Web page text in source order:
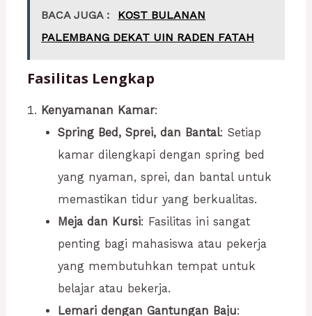
BACA JUGA :
KOST BULANAN
PALEMBANG DEKAT UIN RADEN FATAH
Fasilitas Lengkap
Kenyamanan Kamar:
Spring Bed, Sprei, dan Bantal: Setiap
kamar dilengkapi dengan spring bed
yang nyaman, sprei, dan bantal untuk
memastikan tidur yang berkualitas.
Meja dan Kursi: Fasilitas ini sangat
penting bagi mahasiswa atau pekerja
yang membutuhkan tempat untuk
belajar atau bekerja.
Lemari dengan Gantungan Baju: